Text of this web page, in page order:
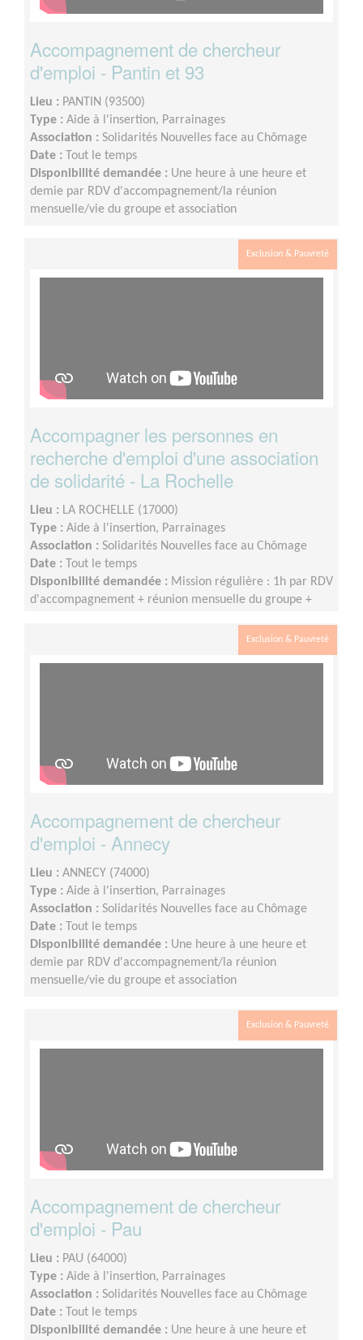
Accompagnement de chercheur
d'emploi - Pantin et 93
Lieu : PANTIN (93500)
Type : Aide à l'insertion, Parrainages
Association : Solidarités Nouvelles face au Chômage
Date :
Tout le temps
Disponibilité demandée : Une heure à une heure et
demie par RDV d'accompagnement/la réunion
mensuelle/vie du groupe et association
Exclusion & Pauvreté
Accompagner les personnes en
recherche d'emploi d'une association
de solidarité - La Rochelle
Lieu : LA ROCHELLE (17000)
Type : Aide à l'insertion, Parrainages
Association : Solidarités Nouvelles face au Chômage
Date :
Tout le temps
Disponibilité demandée : Mission régulière : 1h par RDV
d'accompagnement + réunion mensuelle du groupe +
Exclusion & Pauvreté
Accompagnement de chercheur
d'emploi - Annecy
Lieu : ANNECY (74000)
Type : Aide à l'insertion, Parrainages
Association : Solidarités Nouvelles face au Chômage
Date :
Tout le temps
Disponibilité demandée : Une heure à une heure et
demie par RDV d'accompagnement/la réunion
mensuelle/vie du groupe et association
Exclusion & Pauvreté
Accompagnement de chercheur
d'emploi - Pau
Lieu : PAU (64000)
Type : Aide à l'insertion, Parrainages
Association : Solidarités Nouvelles face au Chômage
Date :
Tout le temps
Disponibilité demandée : Une heure à une heure et